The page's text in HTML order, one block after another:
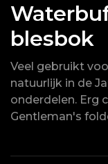
blesbok
Veel gebruikt
natuurlijk in de
onderdelen. Erg
Gentleman's